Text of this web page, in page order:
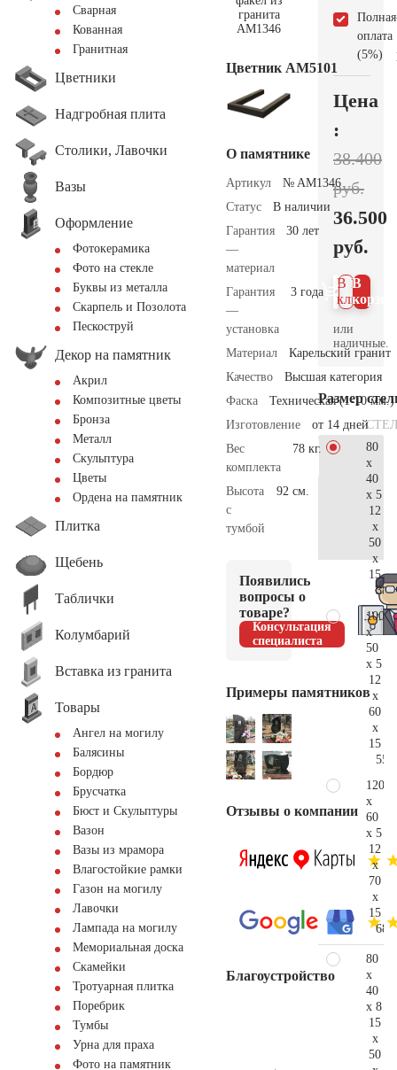
Сварная
Кованная
Гранитная
Цветники
Надгробная плита
Столики, Лавочки
Вазы
Оформление
Фотокерамика
Фото на стекле
Буквы из металла
Скарпель и Позолота
Пескоструй
Декор на памятник
Акрил
Композитные цветы
Бронза
Металл
Скульптура
Цветы
Ордена на памятник
Плитка
Щебень
Таблички
Колумбарий
Вставка из гранита
Товары
Ангел на могилу
Балясины
Бордюр
Брусчатка
Бюст и Скульптуры
Вазон
Вазы из мрамора
Влагостойкие рамки
Газон на могилу
Лавочки
Лампада на могилу
Мемориальная доска
Скамейки
Тротуарная плитка
Поребрик
Тумбы
Урна для праха
Фото на памятник
Цветник АМ5101
О памятнике
Артикул
№ AM1346
Статус
В наличии
Гарантия
—
материал
30 лет
Гарантия
—
установка
3 года
Материал
Карельский гранит
Качество
Высшая категория
Фаска
Техническая (1-10 мм.)
Изготовление
от 14 дней
Вес
комплекта
78 кг.
Высота
с
тумбой
92 см.
Появились
вопросы о
товаре?
Консультация
специалиста
Примеры памятников
Отзывы о компании
Благоустройство
Полная
оплата
(5%)
Цена
:
38.400
руб.
36.500
руб.
В
В 1
клик
или
наличные.
Размер
80
x
40
x 5
12
x
50
x
15
100
x
50
x 5
12
x
60
x
15
120
x
60
x 5
12
x
70
x
15
80
x
40
x 8
15
x
50